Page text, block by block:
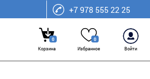
+7 978 555 22 25
0
Корзина
0
Избранное
Войти